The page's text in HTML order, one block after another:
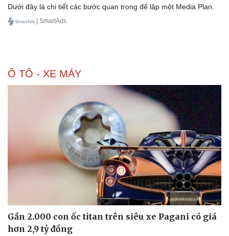
Dưới đây là chi tiết các bước quan trọng để lập một Media Plan.
| SmartAds
Ô TÔ - XE MÁY
Gần 2.000 con ốc titan trên siêu xe Pagani có giá
hơn 2,9 tỷ đồng